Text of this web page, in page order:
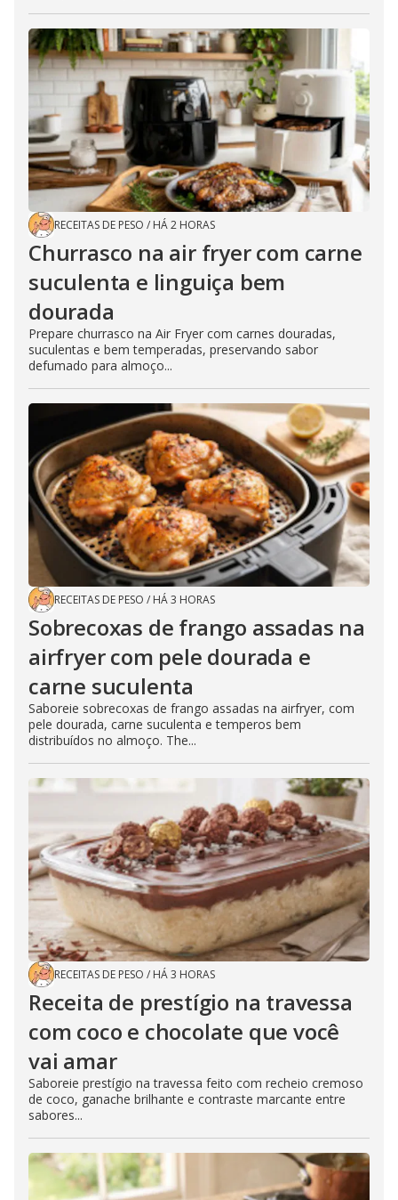
RECEITAS DE PESO / HÁ 2 HORAS
Churrasco na air fryer com carne
suculenta e linguiça bem
dourada
Prepare churrasco na Air Fryer com carnes douradas,
suculentas e bem temperadas, preservando sabor
defumado para almoço...
RECEITAS DE PESO / HÁ 3 HORAS
Sobrecoxas de frango assadas na
airfryer com pele dourada e
carne suculenta
Saboreie sobrecoxas de frango assadas na airfryer, com
pele dourada, carne suculenta e temperos bem
distribuídos no almoço. The...
RECEITAS DE PESO / HÁ 3 HORAS
Receita de prestígio na travessa
com coco e chocolate que você
vai amar
Saboreie prestígio na travessa feito com recheio cremoso
de coco, ganache brilhante e contraste marcante entre
sabores...